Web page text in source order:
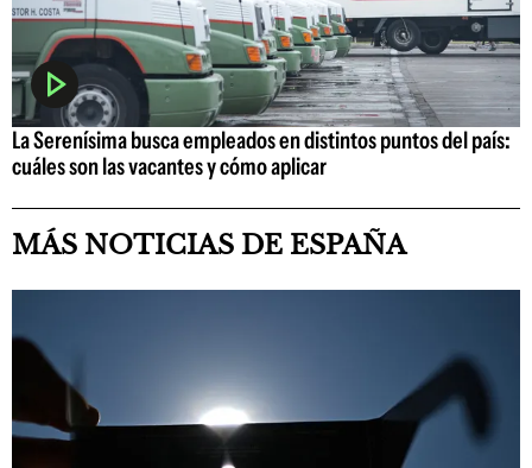
La Serenísima busca empleados en distintos puntos del país:
cuáles son las vacantes y cómo aplicar
MÁS NOTICIAS DE ESPAÑA